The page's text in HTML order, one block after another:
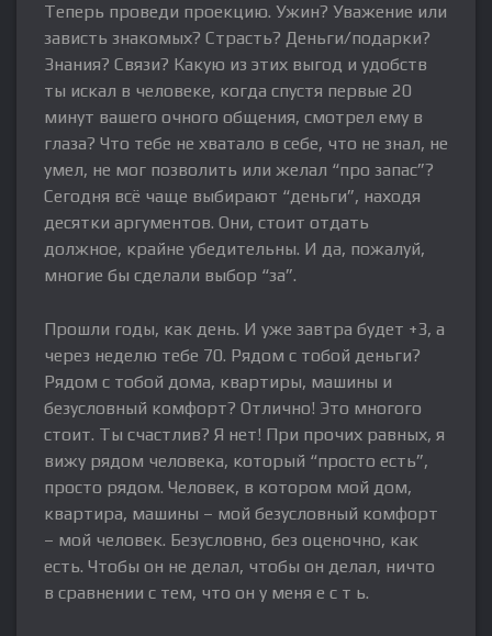
Теперь проведи проекцию. Ужин? Уважение или
зависть знакомых? Страсть? Деньги/подарки?
Знания? Связи? Какую из этих выгод и удобств
ты искал в человеке, когда спустя первые 20
минут вашего очного общения, смотрел ему в
глаза? Что тебе не хватало в себе, что не знал, не
умел, не мог позволить или желал “про запас”?
Сегодня всё чаще выбирают “деньги”, находя
десятки аргументов. Они, стоит отдать
должное, крайне убедительны. И да, пожалуй,
многие бы сделали выбор “за”.
Прошли годы, как день. И уже завтра будет +3, а
через неделю тебе 70. Рядом с тобой деньги?
Рядом с тобой дома, квартиры, машины и
безусловный комфорт? Отлично! Это многого
стоит. Ты счастлив? Я нет! При прочих равных, я
вижу рядом человека, который “просто есть”,
просто рядом. Человек, в котором мой дом,
квартира, машины – мой безусловный комфорт
– мой человек. Безусловно, без оценочно, как
есть. Чтобы он не делал, чтобы он делал, ничто
в сравнении с тем, что он у меня е с т ь.